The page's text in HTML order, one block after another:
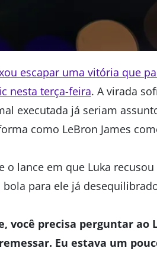
escapar uma vitória que
nesta terça-feira. A virada
executada já seriam
como LeBron James
o lance em que Luka
bola para ele já
você precisa perguntar ao
Eu estava um